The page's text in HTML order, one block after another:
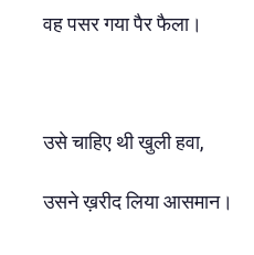
वह पसर गया पैर फैला।
उसे चाहिए थी खुली हवा,
उसने ख़रीद लिया आसमान।